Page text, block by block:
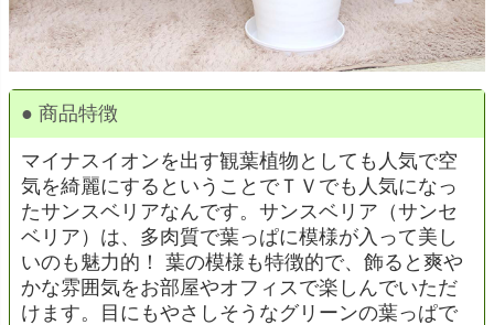
● 商品特徴
マイナスイオンを出す観葉植物としても人気で空
気を綺麗にするということでＴＶでも人気になっ
たサンスベリアなんです。サンスベリア（サンセ
ベリア）は、多肉質で葉っぱに模様が入って美し
いのも魅力的！ 葉の模様も特徴的で、飾ると爽や
かな雰囲気をお部屋やオフィスで楽しんでいただ
けます。目にもやさしそうなグリーンの葉っぱで